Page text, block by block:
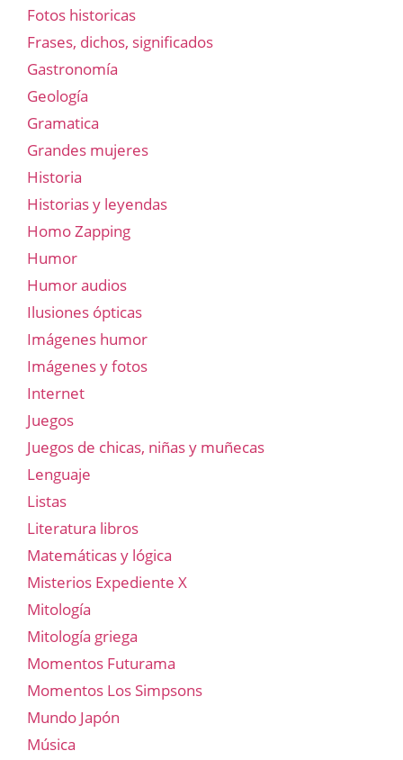
Fotos historicas
Frases, dichos, significados
Gastronomía
Geología
Gramatica
Grandes mujeres
Historia
Historias y leyendas
Homo Zapping
Humor
Humor audios
Ilusiones ópticas
Imágenes humor
Imágenes y fotos
Internet
Juegos
Juegos de chicas, niñas y muñecas
Lenguaje
Listas
Literatura libros
Matemáticas y lógica
Misterios Expediente X
Mitología
Mitología griega
Momentos Futurama
Momentos Los Simpsons
Mundo Japón
Música